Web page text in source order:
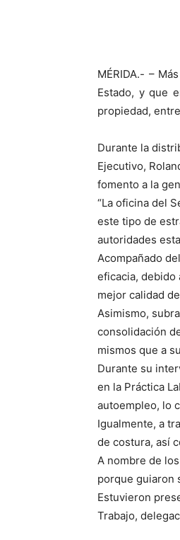
MÉRIDA.- –
Estado, y que
propiedad,
Durante la
Ejecutivo,
fomento a la
“La oficina del
este tipo de
autoridades
Acompañado
eficacia, debido
mejor calidad
Asimismo,
consolidación
mismos que a
Durante su
en la Práctica
autoempleo, lo
Igualmente, a
de costura, así
A nombre de
porque guiaron
Estuvieron
Trabajo,